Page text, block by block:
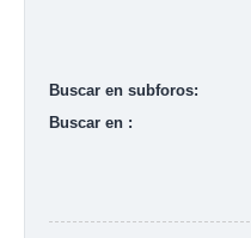
Buscar en subforos:
Buscar en :